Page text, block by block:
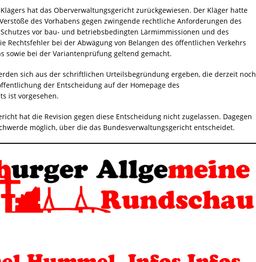
hat das Oberverwaltungsgericht zurückgewiesen. Der Kläger hatte
des Vorhabens gegen zwingende rechtliche Anforderungen des
vor bau- und betriebsbedingten Lärmimmissionen und des
Rechtsfehler bei der Abwägung von Belangen des öffentlichen Verkehrs
sowie bei der Variantenprüfung geltend gemacht.
sich aus der schriftlichen Urteilsbegründung ergeben, die derzeit noch
der Entscheidung auf der Homepage des
ist vorgesehen.
hat die Revision gegen diese Entscheidung nicht zugelassen. Dagegen
möglich, über die das Bundesverwaltungsgericht entscheidet.